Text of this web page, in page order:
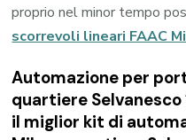
proprio nel minor tempo
scorrevoli lineari FAAC
Automazione per
quartiere
il miglior kit di